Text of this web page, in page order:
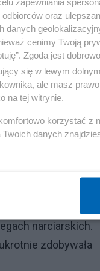
ikonkę serca
narciarskich.
zdobywała
oraz
danych
cenimy Twoją
Zgoda jest
się w lewym
ale masz
na tej witrynie.
korzystać z
danych